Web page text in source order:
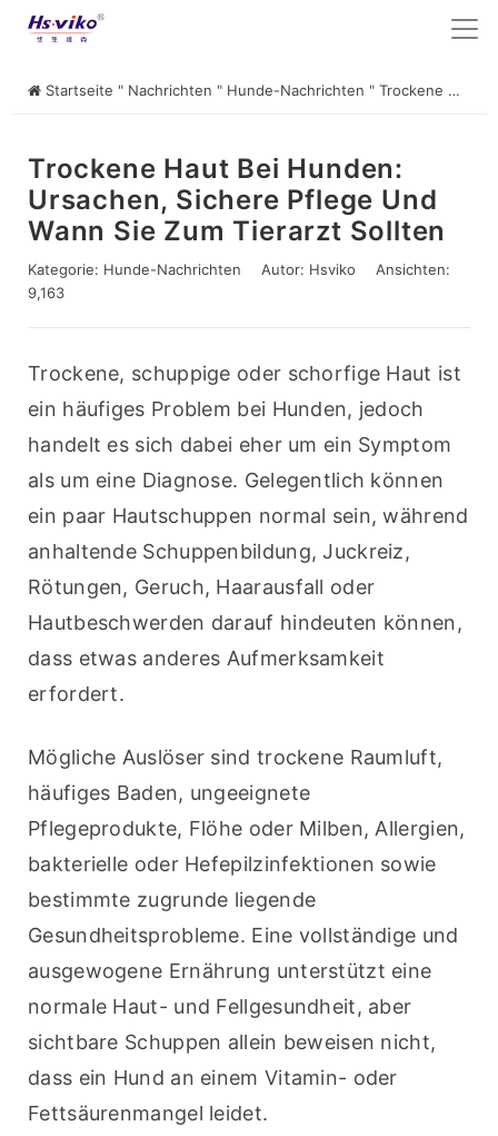
Startseite " Nachrichten " Hunde-Nachrichten " Trockene Haut bei Hunden: Ursachen, sichere Pflege und wann Sie zum Tierarzt sollten
Trockene Haut Bei Hunden:
Ursachen, Sichere Pflege Und
Wann Sie Zum Tierarzt Sollten
Kategorie: Hunde-Nachrichten Autor: Hsviko
Ansichten:
9,163
Trockene, schuppige oder schorfige Haut ist
ein häufiges Problem bei Hunden, jedoch
handelt es sich dabei eher um ein Symptom
als um eine Diagnose. Gelegentlich können
ein paar Hautschuppen normal sein, während
anhaltende Schuppenbildung, Juckreiz,
Rötungen, Geruch, Haarausfall oder
Hautbeschwerden darauf hindeuten können,
dass etwas anderes Aufmerksamkeit
erfordert.
Mögliche Auslöser sind trockene Raumluft,
häufiges Baden, ungeeignete
Pflegeprodukte, Flöhe oder Milben, Allergien,
bakterielle oder Hefepilzinfektionen sowie
bestimmte zugrunde liegende
Gesundheitsprobleme. Eine vollständige und
ausgewogene Ernährung unterstützt eine
normale Haut- und Fellgesundheit, aber
sichtbare Schuppen allein beweisen nicht,
dass ein Hund an einem Vitamin- oder
Fettsäurenmangel leidet.